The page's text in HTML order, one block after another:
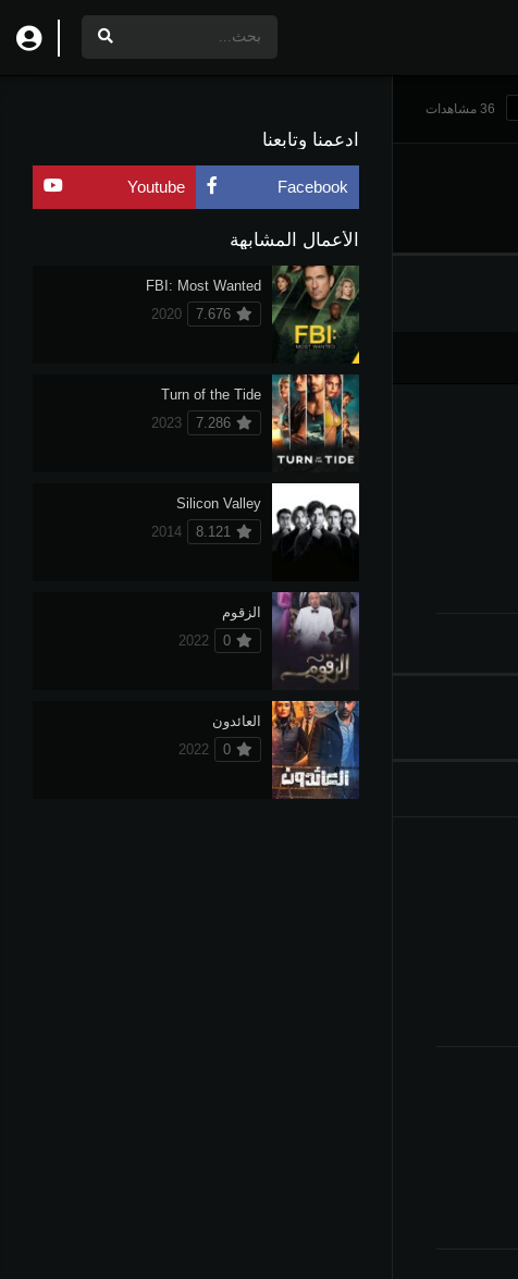
36 مشاهدات
ادعمنا وتابعنا
Facebook
Youtube
الأعمال المشابهة
FBI: Most Wanted
7.676
2020
Turn of the Tide
7.286
2023
Silicon Valley
8.121
2014
الزقوم
0
2022
العائدون
0
2022